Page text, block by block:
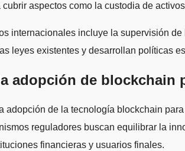
aspectos como la custodia de
internacionales incluye la supervisión
leyes existentes y desarrollan políticas
adopción de blockchain
de la tecnología blockchain
reguladores buscan equilibrar la
financieras y usuarios finales.